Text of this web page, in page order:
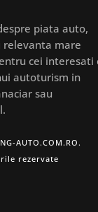
piata auto,
relevanta mare
cei interesati
autoturism in
sau
AUTO.COM.RO.
rezervate